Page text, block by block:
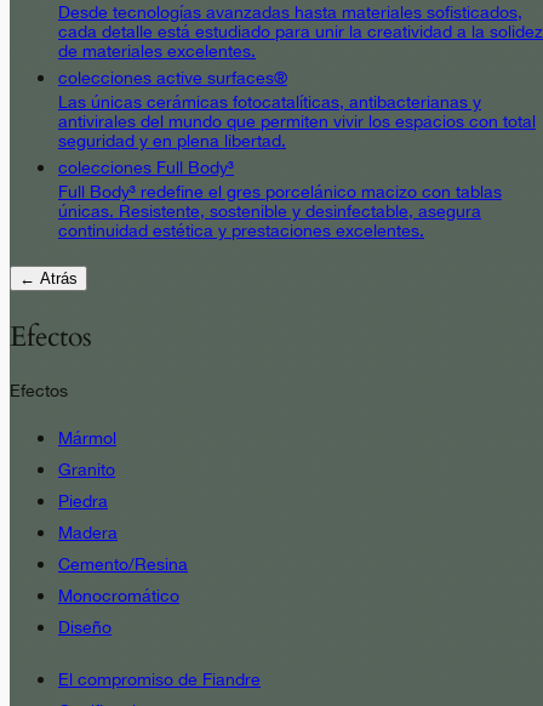
Desde tecnologías avanzadas hasta materiales sofisticados,
cada detalle está estudiado para unir la creatividad a la solidez
de materiales excelentes.
colecciones active surfaces®
Las únicas cerámicas fotocatalíticas, antibacterianas y
antivirales del mundo que permiten vivir los espacios con total
seguridad y en plena libertad.
colecciones Full Body³
Full Body³ redefine el gres porcelánico macizo con tablas
únicas. Resistente, sostenible y desinfectable, asegura
continuidad estética y prestaciones excelentes.
← Atrás
Efectos
Efectos
Mármol
Granito
Piedra
Madera
Cemento/Resina
Monocromático
Diseño
El compromiso de Fiandre